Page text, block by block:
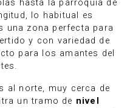
hasta la parroquia de
lo habitual es
una zona perfecta para
y con variedad de
para los amantes del
al norte, muy cerca de
un tramo de nivel